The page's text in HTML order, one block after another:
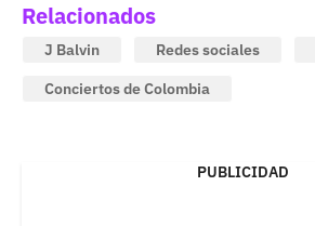
Relacionados
J Balvin Redes sociales
Conciertos de Colombia
PUBLICIDAD